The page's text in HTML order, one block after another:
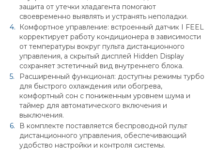
защита от утечки хладагента помогают
своевременно выявлять и устранять неполадки.
Комфортное управление: встроенный датчик I FEEL
корректирует работу кондиционера в зависимости
от температуры вокруг пульта дистанционного
управления, а скрытый дисплей Hidden Display
сохраняет эстетичный вид внутреннего блока.
Расширенный функционал: доступны режимы турбо
для быстрого охлаждения или обогрева,
комфортный сон с пониженным уровнем шума и
таймер для автоматического включения и
выключения.
В комплекте поставляется беспроводной пульт
дистанционного управления, обеспечивающий
удобство настройки и контроля системы.